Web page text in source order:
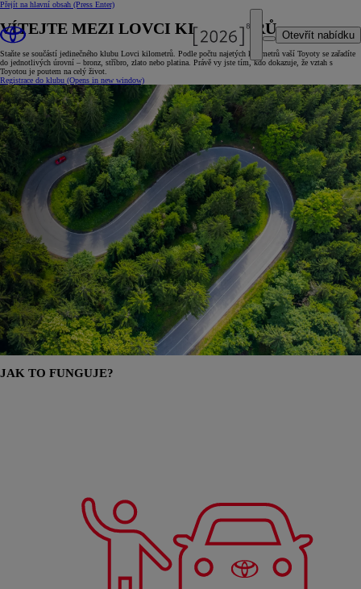
Přejít na hlavní obsah (Press Enter)
Otevřít nabídku
VÍTEJTE MEZI LOVCI KILOMETRŮ
Staňte se součástí jedinečného klubu Lovci kilometrů. Podle počtu najetých kilometrů vaší Toyoty se zařadíte
do jednotlivých úrovní – bronz, stříbro, zlato nebo platina. Právě vy jste tím, kdo dokazuje, že vztah s
Toyotou je poutem na celý život.
Registrace do klubu (Opens in new window)
JAK TO FUNGUJE?